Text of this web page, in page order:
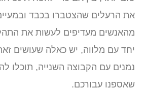
את הרעלים שהצטברו בכבד
מהאנשים מעדיפים לעשות את
יחד עם מלווה, יש כאלה שעושים
נמנים עם הקבוצה השנייה, תוכלו
שאספנו עבורכם.